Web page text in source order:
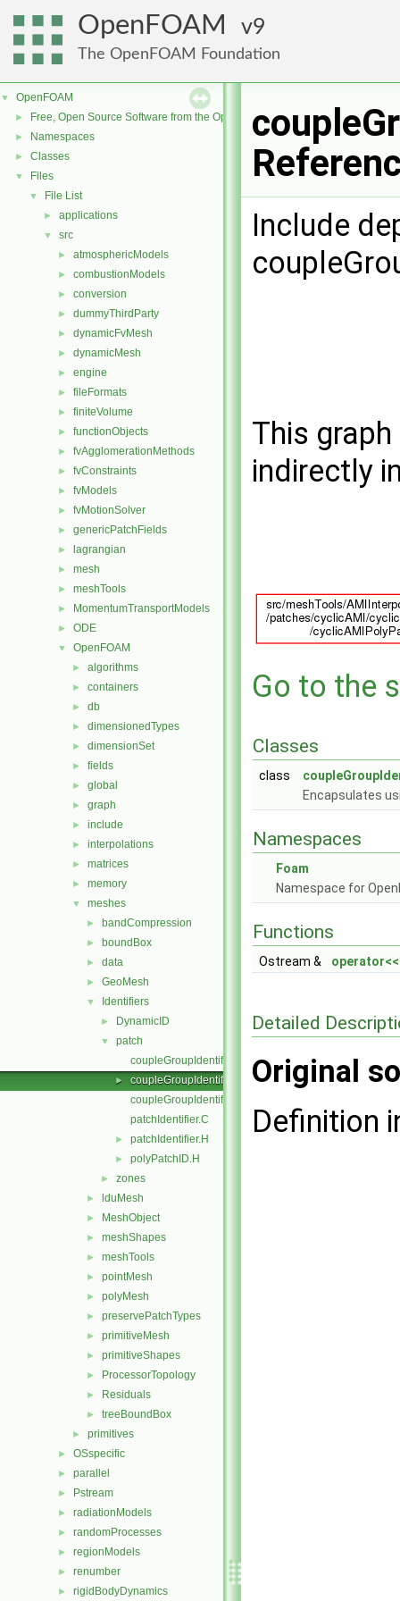
OpenFOAM 9
The OpenFOAM Foundation
▼ OpenFOAM
► Free, Open Source Software from the OpenFOAM Foundation
► Namespaces
► Classes
▼ Files
▼ File List
► applications
▼ src
► atmosphericModels
► combustionModels
► conversion
► dummyThirdParty
► dynamicFvMesh
► dynamicMesh
► engine
► fileFormats
► finiteVolume
► functionObjects
► fvAgglomerationMethods
► fvConstraints
► fvModels
► fvMotionSolver
► genericPatchFields
► lagrangian
► mesh
► meshTools
► MomentumTransportModels
► ODE
▼ OpenFOAM
► algorithms
► containers
► db
► dimensionedTypes
► dimensionSet
► fields
► global
► graph
► include
► interpolations
► matrices
► memory
▼ meshes
► bandCompression
► boundBox
► data
► GeoMesh
▼ Identifiers
► DynamicID
▼
patch
coupleGroupIdentifier.C
►
coupleGroupIdentifier.H
coupleGroupIdentifierI.H
patchIdentifier.C
► patchIdentifier.H
► polyPatchID.H
► zones
► lduMesh
► MeshObject
► meshShapes
► meshTools
► pointMesh
► polyMesh
► preservePatchTypes
► primitiveMesh
► primitiveShapes
► ProcessorTopology
► Residuals
► treeBoundBox
► primitives
► OSspecific
► parallel
► Pstream
► radiationModels
► randomProcesses
► regionModels
► renumber
► rigidBodyDynamics
Include
This
indirectly
Go to the
Classes
class
Encapsulates
Namespaces
Foam
Namespace for
Functions
Ostream & operator<<
Detailed
Original
Definition